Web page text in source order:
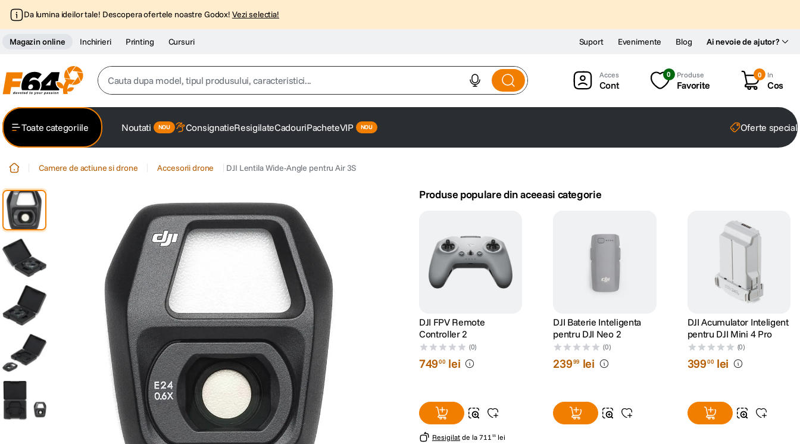
Da lumina ideilor tale! Descopera ofertele noastre Godox! Vezi selectia!
Magazin online Inchirieri Printing Cursuri Ai nevoie de ajutor?
Suport Evenimente Blog
Cauta dupa model, tipul produsului, caracteristici...
2. trepied
trepied telefon
4. peak design
lavaliera
canon sx740 hs
7. card memorie
sony fx
dji mic mini
dji osmo pocket 4
Cont
0 Produse
Favorite
0 In
Cos
Toate categoriile Noutati ConsignatieResigilateCadouriPacheteVIP Oferte
Camere de actiune si drone Accesorii drone DJI Lentila Wide-Angle pentru Air 3S
Produse populare din aceeasi categorie
DJI FPV Remote
Controller 2
(0)
74900 lei
Resigilat de la 711 55 lei
DJI Baterie Inteligenta
pentru DJI Neo 2
(0)
23999 lei
DJI Acumulator Inteligent
pentru DJI Mini 4 Pro
(0)
39900 lei